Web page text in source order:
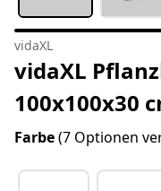
vidaXL
vidaXL
100x100x30
Farbe(7 Optionen